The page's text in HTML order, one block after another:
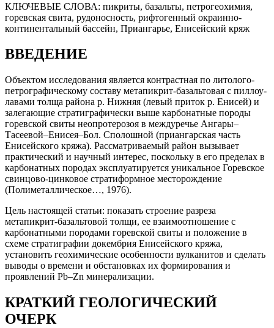
КЛЮЧЕВЫЕ СЛОВА: пикриты, базальты, петрогеохимия,
горевская свита, рудоносность, рифтогенный окраинно-
континентальный бассейн, Приангарье, Енисейский кряж
ВВЕДЕНИЕ
Объектом исследования является контрастная по литолого-
петрографическому составу метапикрит-базальтовая с пиллоу-
лавами толща района р. Нижняя (левый приток р. Енисей) и
залегающие стратиграфически выше карбонатные породы
горевской свиты неопротерозоя в междуречье Ангары–
Тасеевой–Енисея–Бол. Сполошной (приангарская часть
Енисейского кряжа). Рассматриваемый район вызывает
практический и научный интерес, поскольку в его пределах в
карбонатных породах эксплуатируется уникальное Горевское
свинцово-цинковое стратиформное месторождение
(Полиметаллическое…, 1976).
Цель настоящей статьи: показать строение разреза
метапикрит-базальтовой толщи, ее взаимоотношение с
карбонатными породами горевской свиты и положение в
схеме стратиграфии докембрия Енисейского кряжа,
установить геохимические особенности вулканитов и сделать
выводы о времени и обстановках их формирования и
проявлений Pb–Zn минерализации.
КРАТКИЙ ГЕОЛОГИЧЕСКИЙ
ОЧЕРК